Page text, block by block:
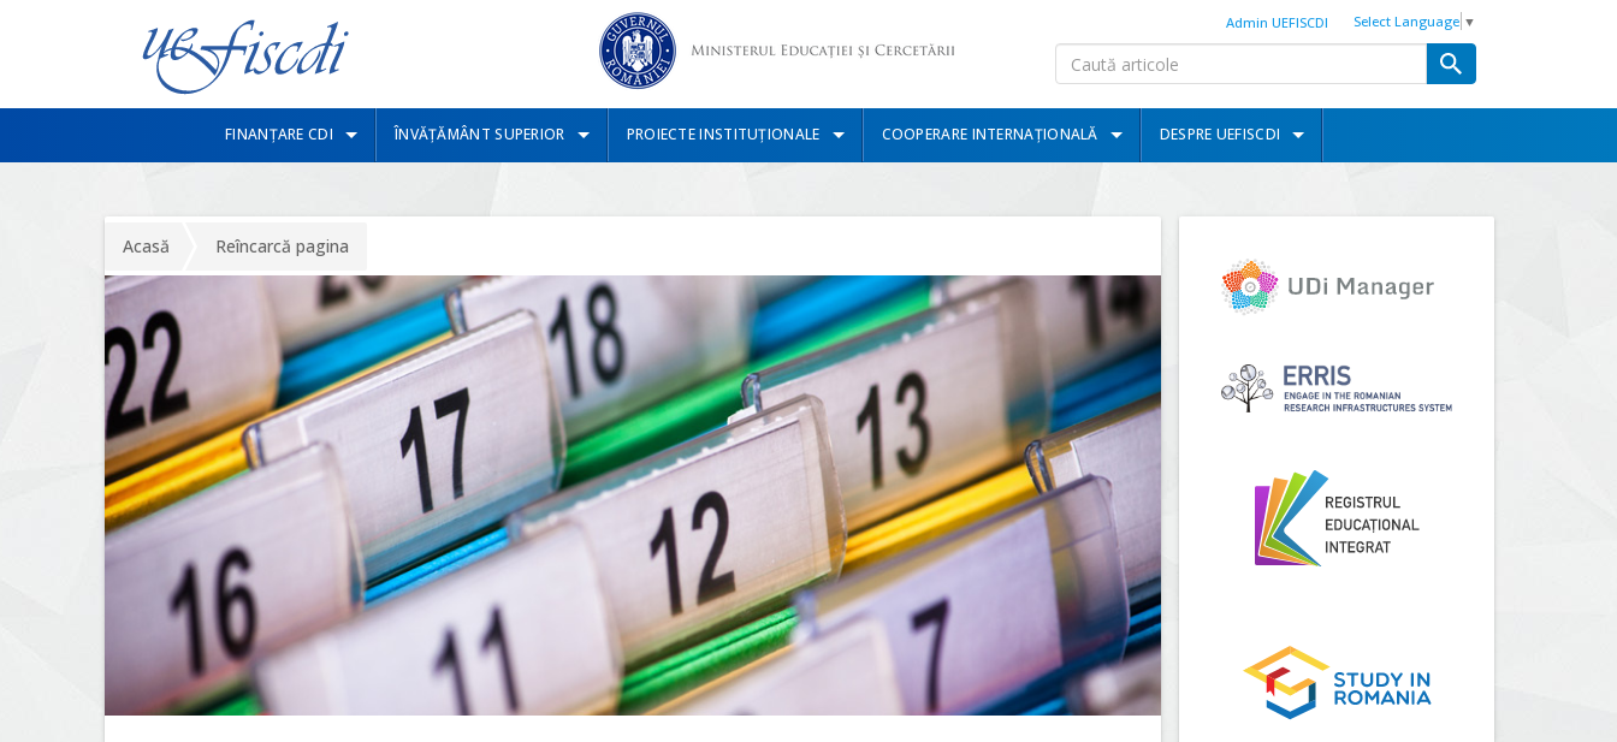
Select Language ▼
Admin UEFISCDI
FINANȚARE CDI ÎNVĂȚĂMÂNT SUPERIOR PROIECTE INSTITUȚIONALE COOPERARE INTERNAȚIONALĂ DESPRE UEFISCDI
Acasă Reîncarcă pagina